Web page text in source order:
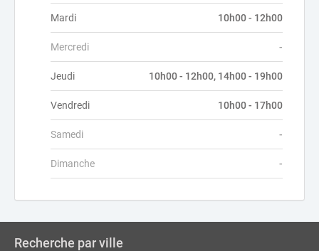
Mardi 10h00 - 12h00
Mercredi -
Jeudi 10h00 - 12h00, 14h00 - 19h00
Vendredi 10h00 - 17h00
Samedi -
Dimanche -
Recherche par ville